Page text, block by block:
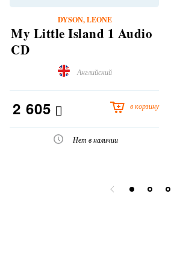
DYSON, LEONE
My Little Island 1 Audio
CD
Английский
2 605 в корзину
Нет в наличии